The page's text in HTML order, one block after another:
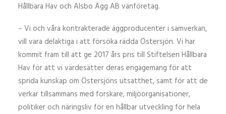
Hållbara Hav och Alsbo Ägg AB vänföretag.
– Vi och våra kontrakterade äggproducenter i samverkan,
vill vara delaktiga i att försöka rädda Östersjön. Vi har
kommit fram till att ge 2017 års pris till Stiftelsen Hållbara
Hav för att vi värdesätter deras engagemang för att
sprida kunskap om Östersjöns utsatthet, samt för att de
verkar tillsammans med forskare, miljöorganisationer,
politiker och näringsliv för en hållbar utveckling för hela